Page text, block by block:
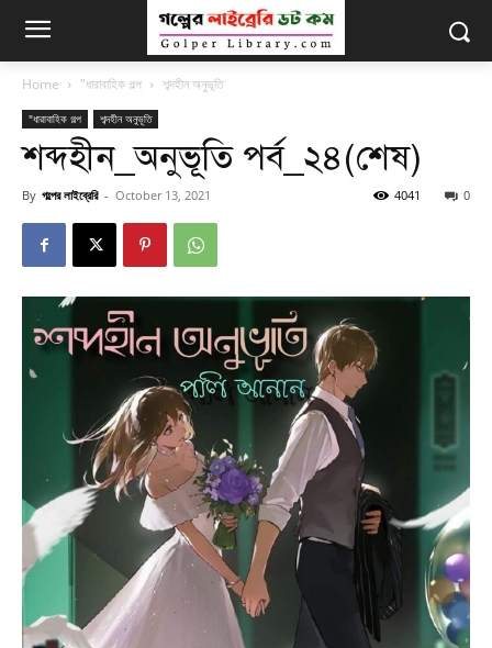
Home "ধারাবাহিক গল্প শব্দহীন অনুভূতি
"ধারাবাহিক গল্প শব্দহীন অনুভূতি
শব্দহীন_অনুভূতি পর্ব_২৪(শেষ)
By গল্পের লাইব্রেরি - October 13, 2021 0
4041